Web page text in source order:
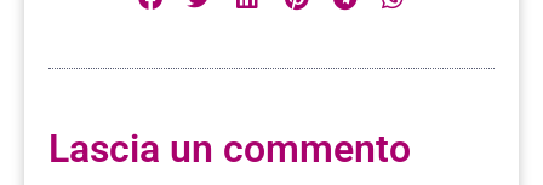
Lascia un commento